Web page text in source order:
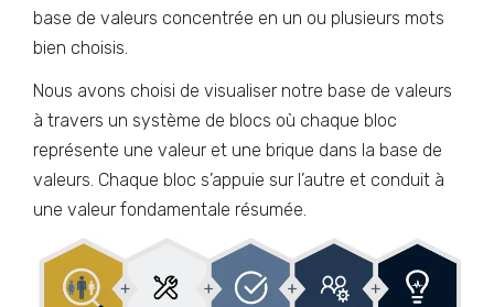
base de valeurs concentrée en un ou plusieurs mots
bien choisis.
Nous avons choisi de visualiser notre base de valeurs
à travers un système de blocs où chaque bloc
représente une valeur et une brique dans la base de
valeurs. Chaque bloc s’appuie sur l’autre et conduit à
une valeur fondamentale résumée.